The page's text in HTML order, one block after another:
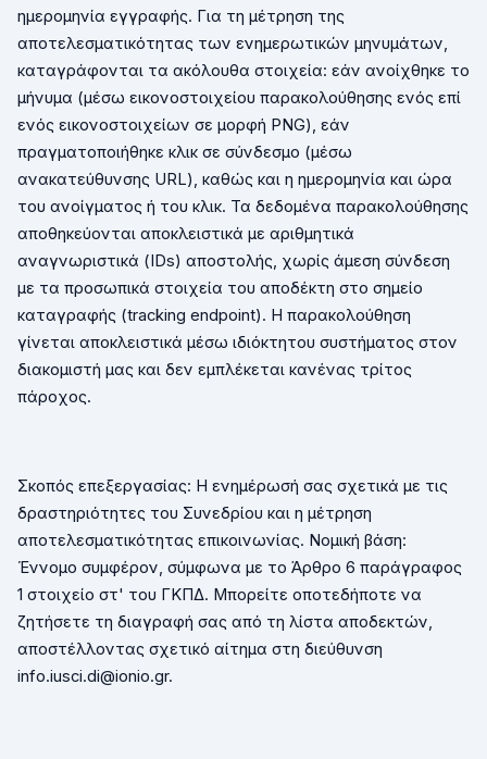
ημερομηνία εγγραφής. Για τη μέτρηση της
αποτελεσματικότητας των ενημερωτικών μηνυμάτων,
καταγράφονται τα ακόλουθα στοιχεία: εάν ανοίχθηκε το
μήνυμα (μέσω εικονοστοιχείου παρακολούθησης ενός επί
ενός εικονοστοιχείων σε μορφή PNG), εάν
πραγματοποιήθηκε κλικ σε σύνδεσμο (μέσω
ανακατεύθυνσης URL), καθώς και η ημερομηνία και ώρα
του ανοίγματος ή του κλικ. Τα δεδομένα παρακολούθησης
αποθηκεύονται αποκλειστικά με αριθμητικά
αναγνωριστικά (IDs) αποστολής, χωρίς άμεση σύνδεση
με τα προσωπικά στοιχεία του αποδέκτη στο σημείο
καταγραφής (tracking endpoint). Η παρακολούθηση
γίνεται αποκλειστικά μέσω ιδιόκτητου συστήματος στον
διακομιστή μας και δεν εμπλέκεται κανένας τρίτος
πάροχος.
Σκοπός επεξεργασίας: Η ενημέρωσή σας σχετικά με τις
δραστηριότητες του Συνεδρίου και η μέτρηση
αποτελεσματικότητας επικοινωνίας. Νομική βάση:
Έννομο συμφέρον, σύμφωνα με το Άρθρο 6 παράγραφος
1 στοιχείο στ' του ΓΚΠΔ. Μπορείτε οποτεδήποτε να
ζητήσετε τη διαγραφή σας από τη λίστα αποδεκτών,
αποστέλλοντας σχετικό αίτημα στη διεύθυνση
info.iusci.di@ionio.gr.